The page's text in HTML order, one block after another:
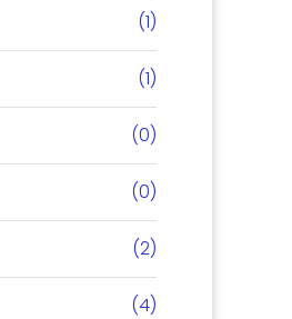
V2 -
(1)
(1)
(0)
(0)
(2)
(4)